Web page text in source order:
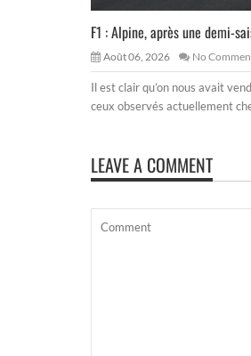
F1 : Alpine, après une demi-
Août 06, 2026 No
Il est clair qu’on nous avait
ceux observés actuellement
LEAVE A COMMENT